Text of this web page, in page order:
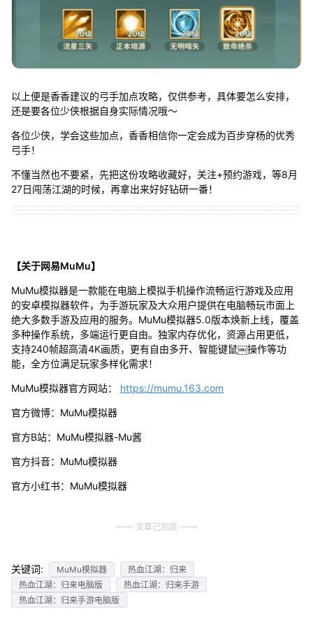
以上便是香香建议的弓手加点攻略，仅供参考，具体要怎么安排，
还是要各位少侠根据自身实际情况哦～
各位少侠，学会这些加点，香香相信你一定会成为百步穿杨的优秀
弓手！
不懂当然也不要紧，先把这份攻略收藏好，关注+预约游戏，等8月
27日闯荡江湖的时候，再拿出来好好钻研一番！
【关于网易MuMu】
MuMu模拟器是一款能在电脑上模拟手机操作流畅运行游戏及应用
的安卓模拟器软件，为手游玩家及大众用户提供在电脑畅玩市面上
绝大多数手游及应用的服务。MuMu模拟器5.0版本焕新上线，覆盖
多种操作系统，多端运行更自由。独家内存优化，资源占用更低，
支持240帧超高清4K画质，更有自由多开、智能键鼠￼操作等功
能，全方位满足玩家多样化需求！
MuMu模拟器官方网站： https://mumu.163.com
官方微博：MuMu模拟器
官方B站：MuMu模拟器-Mu酱
官方抖音：MuMu模拟器
官方小红书：MuMu模拟器
文章已到底
关键词: MuMu模拟器
热血江湖：归来
热血江湖：归来电脑版
热血江湖：归来手游
热血江湖：归来手游电脑版